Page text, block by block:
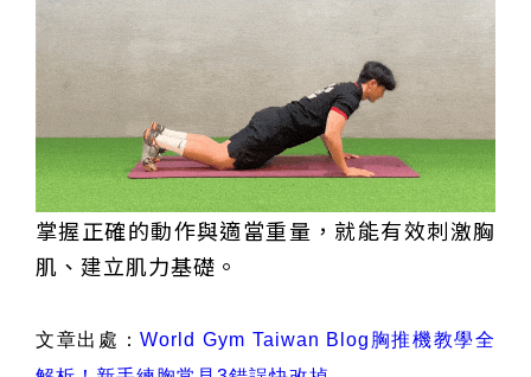
掌握正確的動作與適當重量，就能有效刺激胸
肌、建立肌力基礎。
文章出處：World Gym Taiwan Blog胸推機教學全